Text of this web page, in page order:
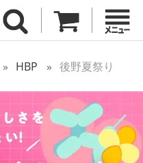
HBP 後野夏祭り